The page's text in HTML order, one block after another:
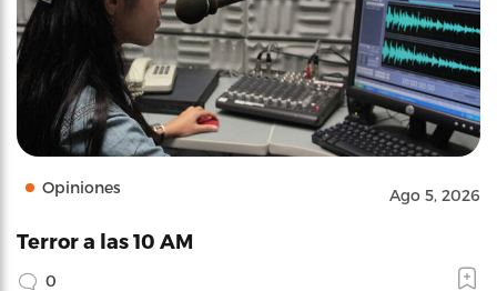
Opiniones Ago 5, 2026
Terror a las 10 AM
0